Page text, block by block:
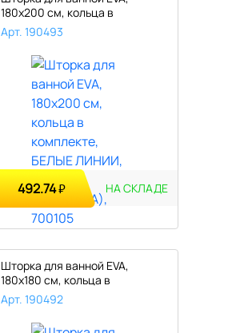
180х200 см, кольца в
комплекте, ..
Арт. 190493
492.74₽ НА СКЛАДЕ
Шторка для ванной EVA,
180х180 см, кольца в
комплекте, ..
Арт. 190492